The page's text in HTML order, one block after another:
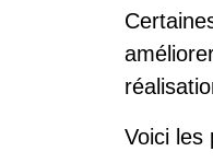
Voici les